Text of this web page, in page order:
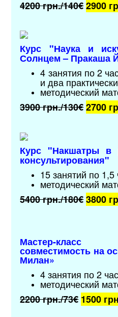
4200 грн./140€2900
Курс "Наука и
Солнцем – Пракаша
4 занятия по 2
и два
методический
3900 грн./130€2700
Курс "Накшатры в
консультирования"
15 занятий по 1,5
методический
5400 грн./180€3800
Мастер-класс
совместимость на
Милан»
4 занятия по 2
методический
2200 грн./73€ 1500